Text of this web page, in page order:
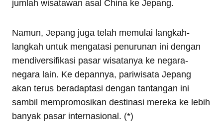
jumlah wisatawan asal China ke Jepang.
Namun, Jepang juga telah memulai langkah-
langkah untuk mengatasi penurunan ini dengan
mendiversifikasi pasar wisatanya ke negara-
negara lain. Ke depannya, pariwisata Jepang
akan terus beradaptasi dengan tantangan ini
sambil mempromosikan destinasi mereka ke lebih
banyak pasar internasional. (*)